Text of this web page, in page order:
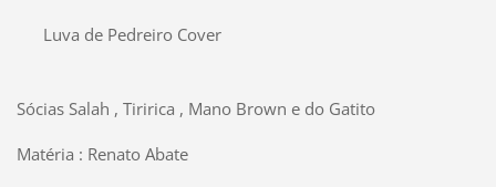
Luva de Pedreiro Cover
Sócias Salah , Tiririca , Mano Brown e do Gatito
Matéria : Renato Abate